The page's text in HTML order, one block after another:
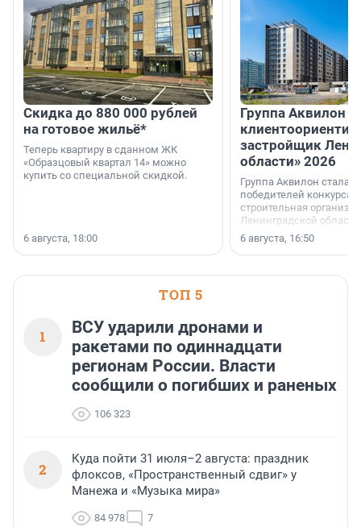
Скидка до 880 000 рублей
на готовое жильё*
Теперь квартиру в сданном ЖК
«Образцовый квартал 14» можно
купить со специальной скидкой.
6 августа, 18:00
Группа Аквилон
застройщик
области» 2026
Группа Аквилон стала
победителей конкурса
строительная
Ленинградской области
номинации «Самый
застройщик
области».
6 августа, 16:50
ТОП 5
1
ВСУ ударили дронами и
ракетами по одиннадцати
регионам России. Власти
сообщили о погибших и раненых
106 323
2
Куда пойти 31 июля–2 августа: праздник
флоксов, «Пространственный сдвиг» у
Манежа и «Музыка мира»
84 978 7